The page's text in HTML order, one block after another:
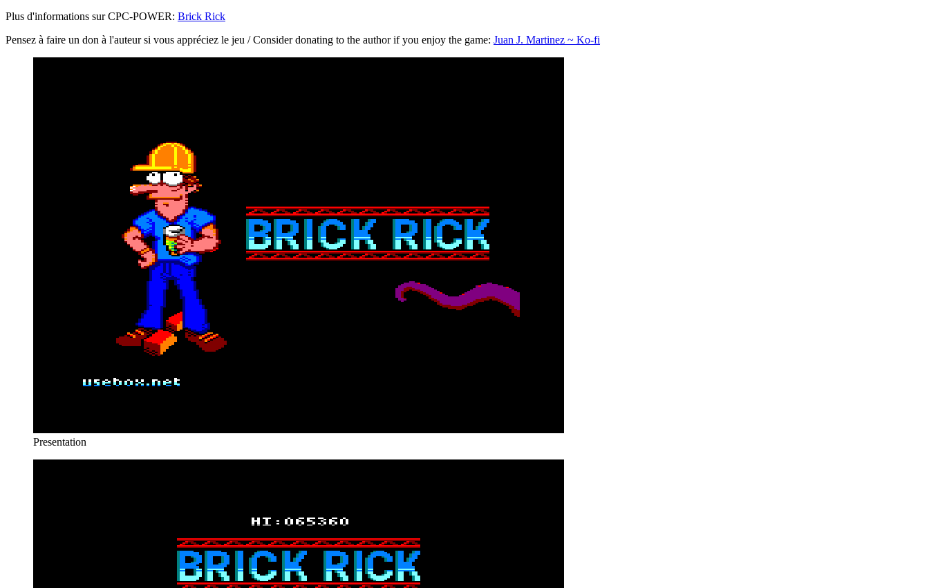
Plus d'informations sur CPC-POWER: Brick Rick
Pensez à faire un don à l'auteur si vous appréciez le jeu / Consider donating to the author if you enjoy the game: Juan J. Martinez ~ Ko-fi
Presentation